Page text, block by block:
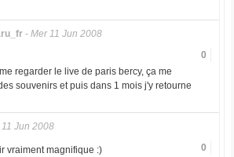
- Mer 11 Jun 2008
0
regarder le live de paris bercy, ça me
souvenirs et puis dans 1 mois j'y retourne
Jun 2008
0
vraiment magnifique :)